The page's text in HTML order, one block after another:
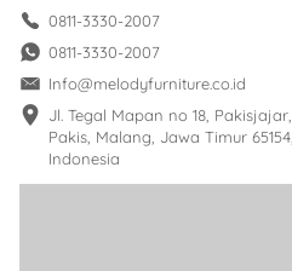
0811-3330-2007
0811-3330-2007
Info@melodyfurniture.co.id
Jl. Tegal Mapan no 18, Pakisjajar,
Pakis, Malang, Jawa Timur 65154,
Indonesia